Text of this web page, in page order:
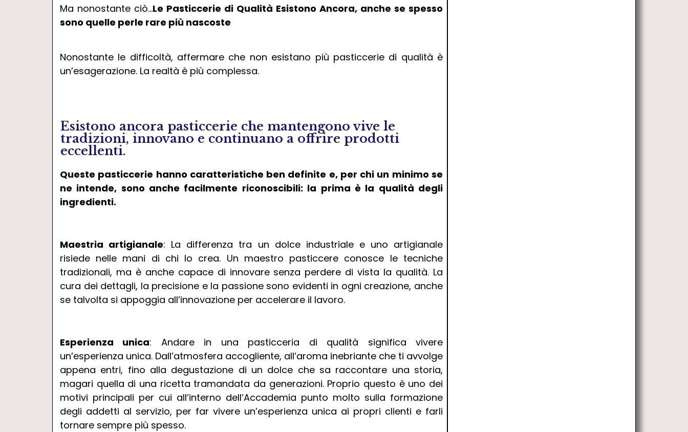
Ma nonostante ciò…Le Pasticcerie di Qualità Esistono Ancora, anche se spesso
sono quelle perle rare più nascoste
Nonostante le difficoltà, affermare che non esistano più pasticcerie di qualità è
un’esagerazione. La realtà è più complessa.
Esistono ancora pasticcerie che mantengono vive le
tradizioni, innovano e continuano a offrire prodotti
eccellenti.
Queste pasticcerie hanno caratteristiche ben definite e, per chi un minimo se
ne intende, sono anche facilmente riconoscibili: la prima è la qualità degli
ingredienti.
Maestria artigianale: La differenza tra un dolce industriale e uno artigianale
risiede nelle mani di chi lo crea. Un maestro pasticcere conosce le tecniche
tradizionali, ma è anche capace di innovare senza perdere di vista la qualità. La
cura dei dettagli, la precisione e la passione sono evidenti in ogni creazione, anche
se talvolta si appoggia all’innovazione per accelerare il lavoro.
Esperienza unica: Andare in una pasticceria di qualità significa vivere
un’esperienza unica. Dall’atmosfera accogliente, all’aroma inebriante che ti avvolge
appena entri, fino alla degustazione di un dolce che sa raccontare una storia,
magari quella di una ricetta tramandata da generazioni. Proprio questo è uno dei
motivi principali per cui all’interno dell’Accademia punto molto sulla formazione
degli addetti al servizio, per far vivere un’esperienza unica ai propri clienti e farli
tornare sempre più spesso.